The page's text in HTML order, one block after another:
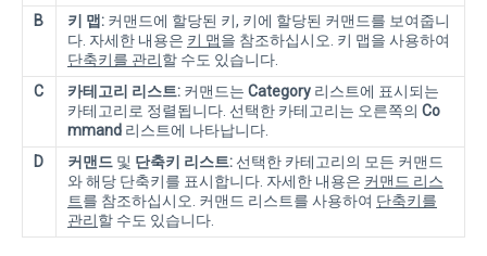
B
키 맵: 커맨드에 할당된 키, 키에 할당된 커맨드를 보여줍니
다. 자세한 내용은 키 맵을 참조하십시오. 키 맵을 사용하여
단축키를 관리할 수도 있습니다.
C
카테고리 리스트: 커맨드는 Category 리스트에 표시되는
카테고리로 정렬됩니다. 선택한 카테고리는 오른쪽의 Co
mmand 리스트에 나타납니다.
D
커맨드 및 단축키 리스트: 선택한 카테고리의 모든 커맨드
와 해당 단축키를 표시합니다. 자세한 내용은 커맨드 리스
트를 참조하십시오. 커맨드 리스트를 사용하여 단축키를
관리할 수도 있습니다.